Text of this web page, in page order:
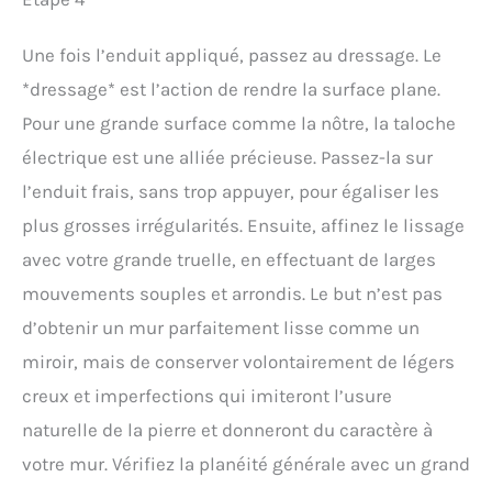
Une fois l’enduit appliqué, passez au dressage. Le
*dressage* est l’action de rendre la surface plane.
Pour une grande surface comme la nôtre, la taloche
électrique est une alliée précieuse. Passez-la sur
l’enduit frais, sans trop appuyer, pour égaliser les
plus grosses irrégularités. Ensuite, affinez le lissage
avec votre grande truelle, en effectuant de larges
mouvements souples et arrondis. Le but n’est pas
d’obtenir un mur parfaitement lisse comme un
miroir, mais de conserver volontairement de légers
creux et imperfections qui imiteront l’usure
naturelle de la pierre et donneront du caractère à
votre mur. Vérifiez la planéité générale avec un grand